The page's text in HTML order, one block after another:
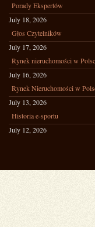
Porady Ekspertów
July 18, 2026
Głos Czytelników
July 17, 2026
Rynek nieruchomości w
July 16, 2026
Rynek Nieruchomości w
July 13, 2026
Historia e-sportu
July 12, 2026